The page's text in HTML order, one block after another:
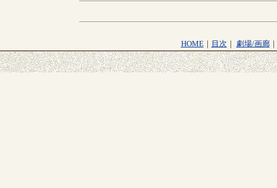
HOME｜ 目次 ｜ 劇場/画廊｜